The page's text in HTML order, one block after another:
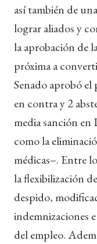
así también de
lograr aliados y
la aprobación de
próxima a
Senado aprobó
en contra y 2
media sanción
como la
médicas–. Entre
la flexibilización
despido,
indemnizaciones
del empleo.